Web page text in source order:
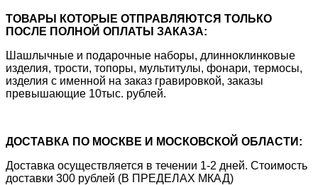
ТОВАРЫ КОТОРЫЕ ОТПРАВЛЯЮТСЯ ТОЛЬКО
ПОСЛЕ ПОЛНОЙ ОПЛАТЫ ЗАКАЗА:
Шашлычные и подарочные наборы, длинноклинковые
изделия, трости, топоры, мультитулы, фонари, термосы,
изделия с именной на заказ гравировкой, заказы
превышающие 10тыс. рублей.
ДОСТАВКА ПО МОСКВЕ И МОСКОВСКОЙ ОБЛАСТИ:
Доставка осуществляется в течении 1-2 дней. Стоимость
доставки 300 рублей (В ПРЕДЕЛАХ МКАД)